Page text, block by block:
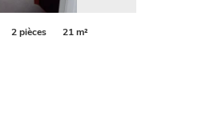
2 pièces 21 m²